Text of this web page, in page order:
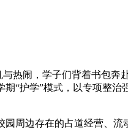
闹，学子们背着书包奔
“护学”模式，以专项整
边存在的占道经营、流